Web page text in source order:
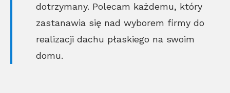
dotrzymany. Polecam każdemu, który
zastanawia się nad wyborem firmy do
realizacji dachu płaskiego na swoim
domu.